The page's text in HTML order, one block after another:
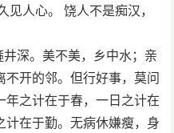
人心。 饶人不是痴汉，
深。美不美，乡中水；亲
开的邻。但行好事，莫问
之计在于春，一日之计在
在于勤。无病休嫌瘦，身